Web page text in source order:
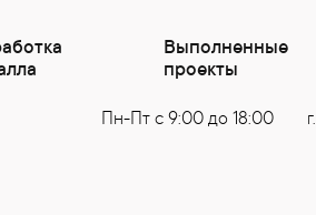
Выполненные
проекты
Пн-Пт с 9:00 до 18:00